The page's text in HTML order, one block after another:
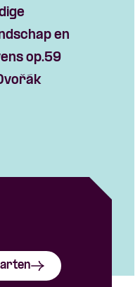
en
op.59